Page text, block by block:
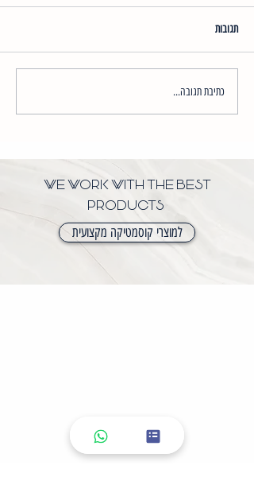
הבהרת פיגמנטציה עם 2080
תגובות
כתיבת תגובה...
WE WORK WITH THE BEST
PRODUCTS
למוצרי קוסמטיקה מקצועית